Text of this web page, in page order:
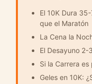
El 10K Dura
que el Maratón
La Cena la
El Desayuno 2-
Si la Carrera
Geles en 10K: